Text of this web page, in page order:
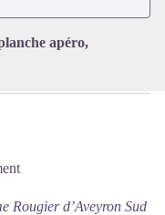
apéro,
Rougier d’Aveyron Sud